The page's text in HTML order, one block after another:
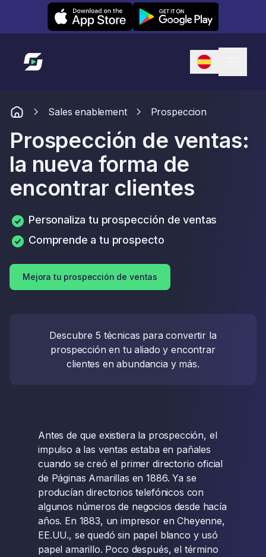
Leexi on iOS Leexi on Android
Enlace a la página de inicio
Sales enablement Prospeccion
Prospección de ventas:
la nueva forma de
encontrar clientes
Personaliza tu prospección de ventas
Comprende a tu prospecto
Mejora tu prospección de ventas
Descubre 5 técnicas para convertir la
prospección en tu aliado y encontrar
clientes en abundancia y más.
Antes de que existiera la prospección, el
impulso a las ventas estaba en pañales
cuando se creó el primer directorio oficial
de Páginas Amarillas en 1886. Ya se
producían directorios telefónicos con
algunos números de negocios desde hacía
años. En 1883, un impresor en Cheyenne,
EE.UU., se quedó sin papel blanco y usó
papel amarillo. Poco después, el término